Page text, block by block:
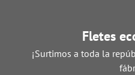
Fletes
¡Surtimos a toda la